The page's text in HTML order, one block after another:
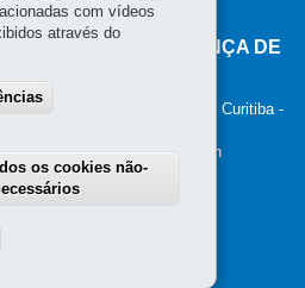
DE GOVERNANÇA DE
andar - Centro Curitiba -
8h30 às 12h e 13h30 às 18h
com vídeos
através do
os cookies não-